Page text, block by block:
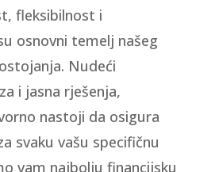
fleksibilnost i
osnovni temelj našeg
Nudeći
i jasna rješenja,
nastoji da osigura
svaku vašu specifičnu
vam najbolju financijsku